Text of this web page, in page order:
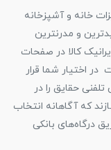
خانه و آشپزخانه
و مدرنترین
کالا در صفحات
اختیار شما قرار
حقایق را در
که آگاهانه انتخاب
درگاه‌های بانکی